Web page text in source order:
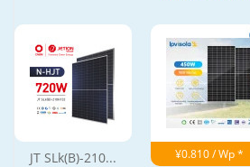
JT SLk(B)-210... ¥0.810 / Wp *